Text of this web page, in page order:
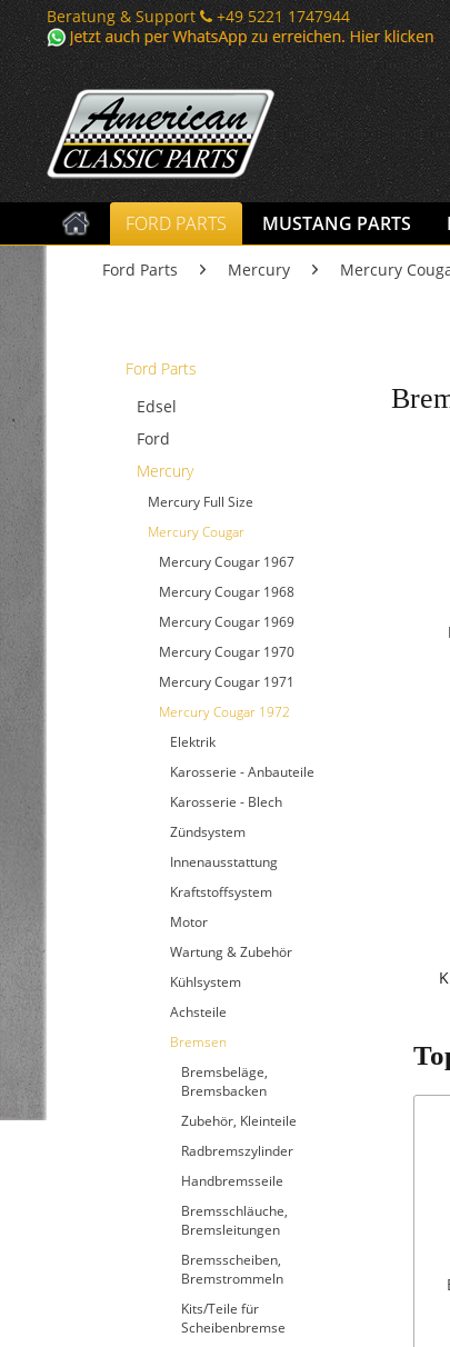
Beratung & Support
+49 5221 1747944
FORD PARTS MUSTANG PARTS
Ford Parts Mercury Mercury
Ford Parts
Edsel
Ford
Mercury
Mercury Full Size
Mercury Cougar
Mercury Cougar 1967
Mercury Cougar 1968
Mercury Cougar 1969
Mercury Cougar 1970
Mercury Cougar 1971
Mercury Cougar 1972
Elektrik
Karosserie - Anbauteile
Karosserie - Blech
Zündsystem
Innenausstattung
Kraftstoffsystem
Motor
Wartung & Zubehör
Kühlsystem
Achsteile
Bremsen
Bremsbeläge,
Bremsbacken
Zubehör, Kleinteile
Radbremszylinder
Handbremsseile
Bremsschläuche,
Bremsleitungen
Bremsscheiben,
Bremstrommeln
Kits/Teile für
Scheibenbremse